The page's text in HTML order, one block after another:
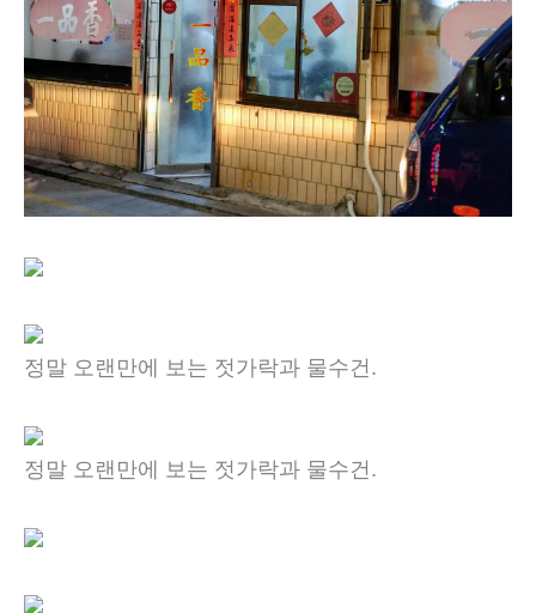
정말 오랜만에 보는 젓가락과 물수건.
정말 오랜만에 보는 젓가락과 물수건.